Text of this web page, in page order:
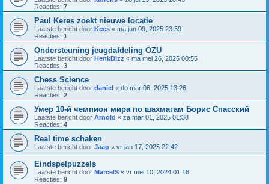
Reacties: 7
Paul Keres zoekt nieuwe locatie
Laatste bericht door Kees « ma jun 09, 2025 23:59
Reacties: 1
Ondersteuning jeugdafdeling OZU
Laatste bericht door HenkDizz « ma mei 26, 2025 00:55
Reacties: 3
Chess Science
Laatste bericht door daniel « do mar 06, 2025 13:26
Reacties: 2
Умер 10-й чемпион мира по шахматам Борис Спасский
Laatste bericht door Arnold « za mar 01, 2025 01:38
Reacties: 4
Real time schaken
Laatste bericht door Jaap « vr jan 17, 2025 22:42
Eindspelpuzzels
Laatste bericht door MarcelS « vr mei 10, 2024 01:18
Reacties: 9